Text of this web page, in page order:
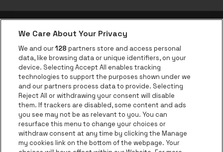
be•at app
be•at Corporate
be•at Business
Groepen
Helpcenter
Contact
Instagram
Facebook
Threads
TiktokYoutube
We Care About Your Privacy
We and our128 partners store and access personal
data, like browsing data or unique identifiers, on your
device. Selecting Accept All enables tracking
technologies to support the purposes shown under we
and our partners process data to provide. Selecting
Reject All or withdrawing your consent will disable
them. If trackers are disabled, some content and ads
you see may not be as relevant to you. You can
resurface this menu to change your choices or
withdraw consent at any time by clicking the Manage
my cookies link on the bottom of the webpage. Your